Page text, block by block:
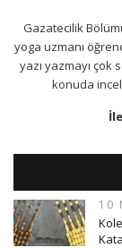
Gazatecilik
yoga uzmanı
yazı yazmayı çok
konuda
10